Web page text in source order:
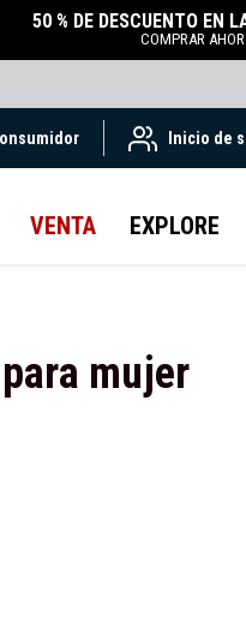
50 % DE DESCUENTO EN
COMPRAR
Inicio de
VENTA EXPLORE
mujer